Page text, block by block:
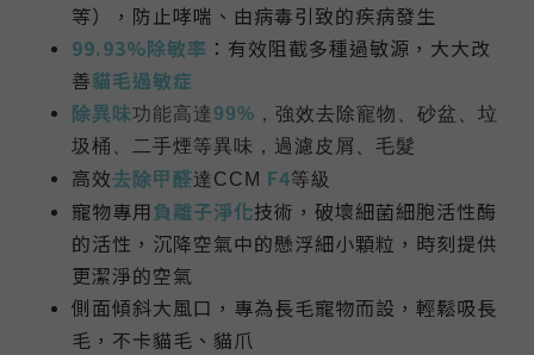
等），防止哮喘、由病毒引致的疾病發生
99.93%除敏率 ：有效阻截多種過敏源，大大改
善貓毛過敏症
除異味功能高達 99% ， 強效去除寵物、砂盆、垃
圾桶、二手煙等異味，過濾皮屑、毛髮
高效去除甲醛達CCM F4等級
寵物專用負離子淨化技術，破壞細菌細胞活性酶
的活性，沉降空氣中的懸浮細小顆粒，時刻提供
更潔淨的空氣
側面傾斜大風口，專為長毛寵物而設，輕鬆吸長
毛，不卡貓毛、貓爪